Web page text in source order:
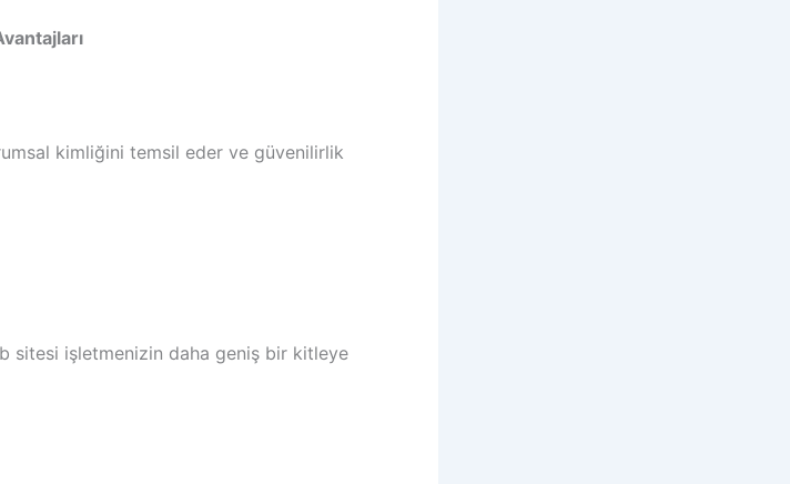
kimliğini temsil eder ve güvenilirlik
sitesi işletmenizin daha geniş bir kitleye